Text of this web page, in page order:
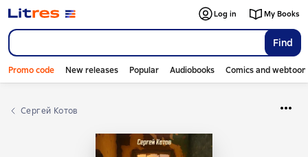
Find
Log in My Books
Promo code New releases Popular Audiobooks Comics and
Сергей Котов